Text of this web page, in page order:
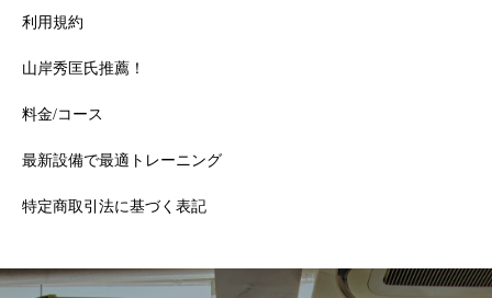
【完全ガイド】「運動してるのに痩せない人」に共通する
利用規約
山岸秀匡氏推薦！
料金/コース
最新設備で最適トレーニング
特定商取引法に基づく表記